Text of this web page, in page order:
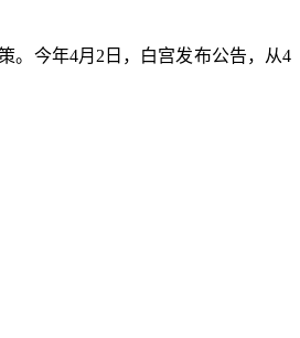
今年4月2日，白宫发布公告，从4